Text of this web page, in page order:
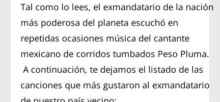
Tal como lo lees, el exmandatario de la nación
más poderosa del planeta escuchó en
repetidas ocasiones música del cantante
mexicano de corridos tumbados Peso Pluma.
A continuación, te dejamos el listado de las
canciones que más gustaron al exmandatario